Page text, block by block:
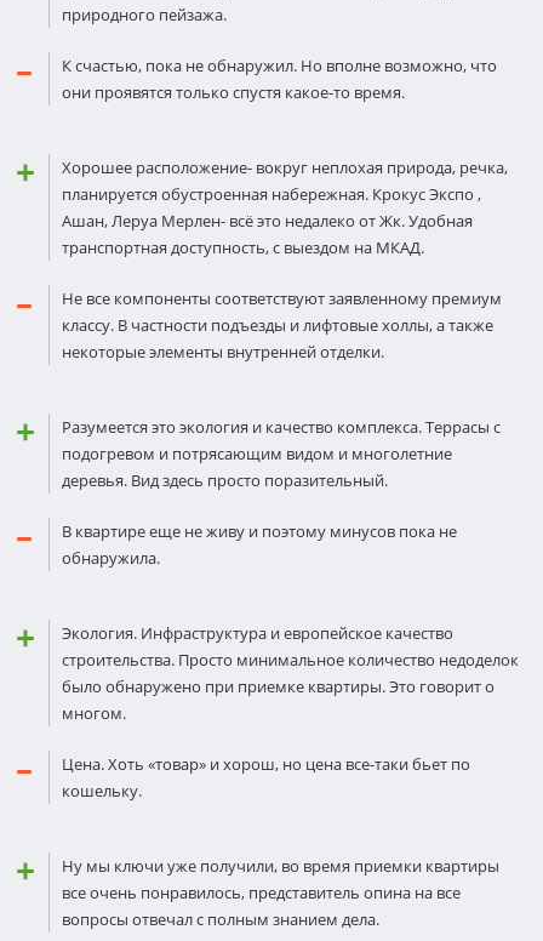
природного пейзажа.
К счастью, пока не обнаружил. Но вполне возможно, что
они проявятся только спустя какое-то время.
Хорошее расположение- вокруг неплохая природа, речка,
планируется обустроенная набережная. Крокус Экспо ,
Ашан, Леруа Мерлен- всё это недалеко от Жк. Удобная
транспортная доступность, с выездом на МКАД.
Не все компоненты соответствуют заявленному премиум
классу. В частности подъезды и лифтовые холлы, а также
некоторые элементы внутренней отделки.
Разумеется это экология и качество комплекса. Террасы с
подогревом и потрясающим видом и многолетние
деревья. Вид здесь просто поразительный.
В квартире еще не живу и поэтому минусов пока не
обнаружила.
Экология. Инфраструктура и европейское качество
строительства. Просто минимальное количество недоделок
было обнаружено при приемке квартиры. Это говорит о
многом.
Цена. Хоть «товар» и хорош, но цена все-таки бьет по
кошельку.
Ну мы ключи уже получили, во время приемки квартиры
все очень понравилось, представитель опина на все
вопросы отвечал с полным знанием дела.